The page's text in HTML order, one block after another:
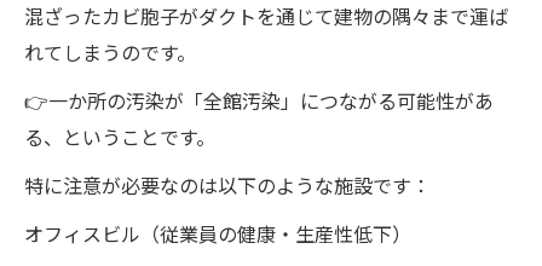
混ざったカビ胞子がダクトを通じて建物の隅々まで運ば
れてしまうのです。
👉一か所の汚染が「全館汚染」につながる可能性があ
る、ということです。
特に注意が必要なのは以下のような施設です：
オフィスビル（従業員の健康・生産性低下）